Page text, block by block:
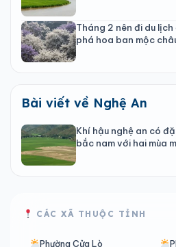
Tháng 2 nên đi du
phá hoa ban mộc
Bài viết về Nghệ An
Khí hậu nghệ an có
bắc nam với hai mùa
CÁC XÃ THUỘC TỈNH
Phường Cửa Lò